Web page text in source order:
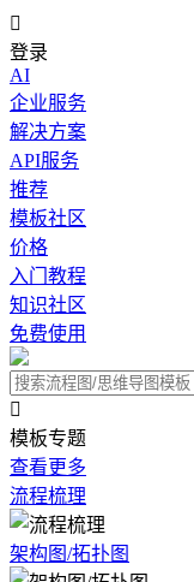

登录
AI
企业服务
解决方案
API服务
推荐
模板社区
价格
入门教程
知识社区
免费使用

模板专题
查看更多
流程梳理
架构图/拓扑图